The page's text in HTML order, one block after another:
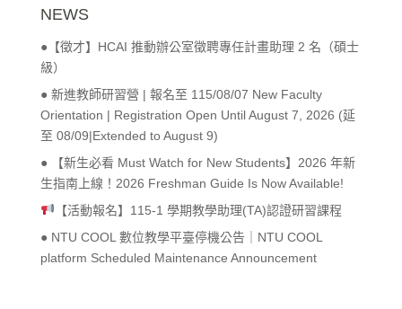
NEWS
●【徵才】HCAI 推動辦公室徵聘專任計畫助理 2 名（碩士
級）
● 新進教師研習營 | 報名至 115/08/07 New Faculty
Orientation | Registration Open Until August 7, 2026 (延
至 08/09|Extended to August 9)
● 【新生必看 Must Watch for New Students】2026 年新
生指南上線！2026 Freshman Guide Is Now Available!
【活動報名】115-1 學期教學助理(TA)認證研習課程
● NTU COOL 數位教學平臺停機公告｜NTU COOL
platform Scheduled Maintenance Announcement